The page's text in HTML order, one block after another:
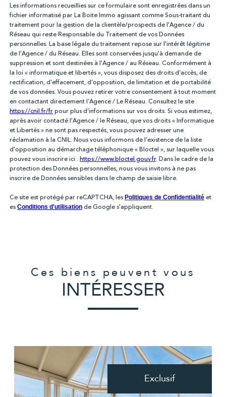
Les informations recueillies sur ce formulaire sont enregistrées dans un
fichier informatisé par La Boite Immo agissant comme Sous-traitant du
traitement pour la gestion de la clientèle/prospects de l'Agence / du
Réseau qui reste Responsable du Traitement de vos Données
personnelles. La base légale du traitement repose sur l'intérêt légitime
de l'Agence / du Réseau. Elles sont conservées jusqu'à demande de
suppression et sont destinées à l'Agence / au Réseau. Conformément à
la loi « informatique et libertés », vous disposez des droits d’accès, de
rectification, d’effacement, d’opposition, de limitation et de portabilité
de vos données. Vous pouvez retirer votre consentement à tout moment
en contactant directement l’Agence / Le Réseau. Consultez le site
https://cnil.fr/frpour plus d’informations sur vos droits. Si vous estimez,
après avoir contacté l'Agence / le Réseau, que vos droits « Informatique
et Libertés » ne sont pas respectés, vous pouvez adresser une
réclamation à la CNIL. Nous vous informons de l’existence de la liste
d'opposition au démarchage téléphonique « Bloctel », sur laquelle vous
pouvez vous inscrire ici : https://www.bloctel.gouv.fr. Dans le cadre de la
protection des Données personnelles, nous vous invitons à ne pas
inscrire de Données sensibles dans le champ de saisie libre.
Ce site est protégé par reCAPTCHA, les Politiques de Confidentialité et
es Conditions d'utilisation de Google s'appliquent.
Ces biens peuvent vous
INTÉRESSER
Exclusif